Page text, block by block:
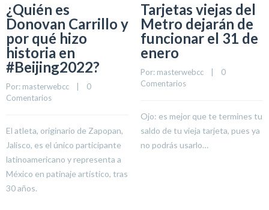
¿Quién es
Donovan Carrillo y
por qué hizo
historia en
#Beijing2022?
Por: masterwebcc
0
Comentarios
El atleta, originario de Zapopan,
Jalisco, es el único participante
latinoamericano y representa a
México en patinaje artístico, tras
30 años.
Tarjetas viejas del
Metro dejarán de
funcionar el 31 de
enero
Por: masterwebcc
0
Comentarios
Ojo: es mejor que te termines tu
saldo de tu vieja tarjeta, pues ya
no podrás usarlo…